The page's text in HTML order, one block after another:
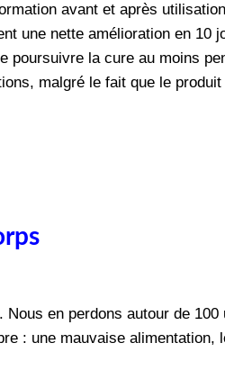
avant et après
une nette amélioration en 10
la cure au moins
malgré le fait que le
en perdons autour de 100
: une mauvaise alimentation,